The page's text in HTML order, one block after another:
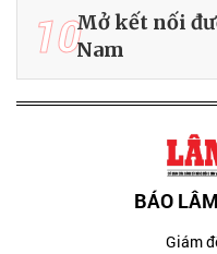
10Mở kết nối
Nam
BÁO
Giám